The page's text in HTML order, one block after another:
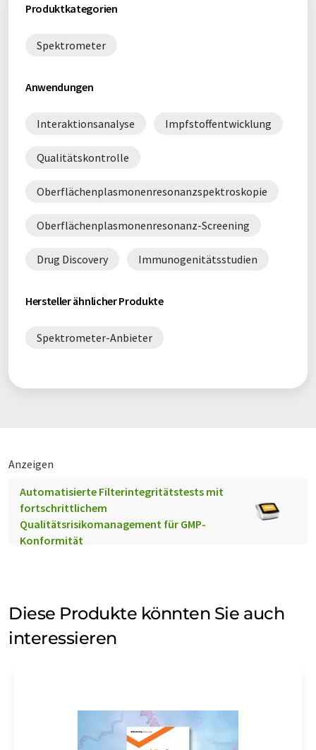
Produktkategorien
Spektrometer
Anwendungen
Interaktionsanalyse Impfstoffentwicklung
Qualitätskontrolle
Oberflächenplasmonenresonanzspektroskopie
Oberflächenplasmonenresonanz-Screening
Drug Discovery Immunogenitätsstudien
Hersteller ähnlicher Produkte
Spektrometer-Anbieter
Anzeigen
Automatisierte Filterintegritätstests mit
fortschrittlichem
Qualitätsrisikomanagement für GMP-
Konformität
Diese Produkte könnten Sie auch
interessieren